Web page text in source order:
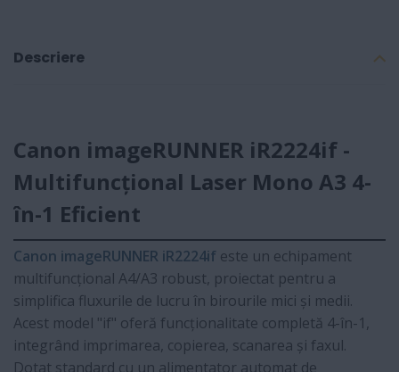
Descriere
Canon imageRUNNER iR2224if -
Multifuncțional Laser Mono A3 4-
în-1 Eficient
Canon imageRUNNER iR2224if este un echipament
multifuncțional A4/A3 robust, proiectat pentru a
simplifica fluxurile de lucru în birourile mici și medii.
Acest model "if" oferă funcționalitate completă 4-în-1,
integrând imprimarea, copierea, scanarea și faxul.
Dotat standard cu un alimentator automat de